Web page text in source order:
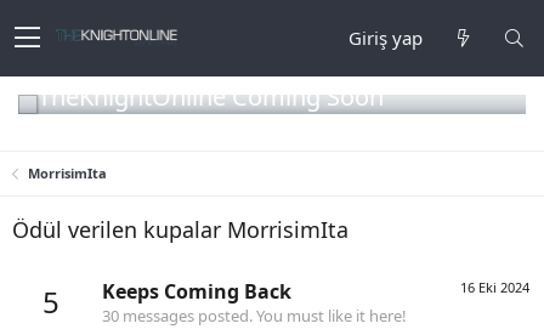
Giriş yap
TheKnightOnline Coming Soon
MorrisimIta
Ödül verilen kupalar MorrisimIta
5 16 Eki 2024
Keeps Coming Back
30 messages posted. You must like it here!